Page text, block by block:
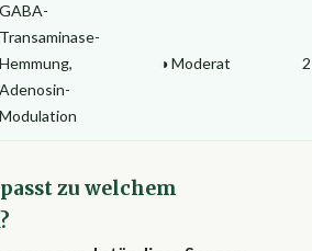
GABA-
Transaminase-
Hemmung,
Adenosin-
Modulation
◑ Moderat
zu welchem